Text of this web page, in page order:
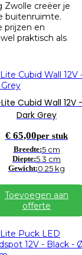
Zwolle creëer je
buitenruimte.
prijzen en
praktisch als
Cubid Wall 12V
Dark Grey
€ 65,00per stuk
Breedte:5 cm
Diepte:5.3 cm
Gewicht:0.25 kg
Toevoegen aan
offerte